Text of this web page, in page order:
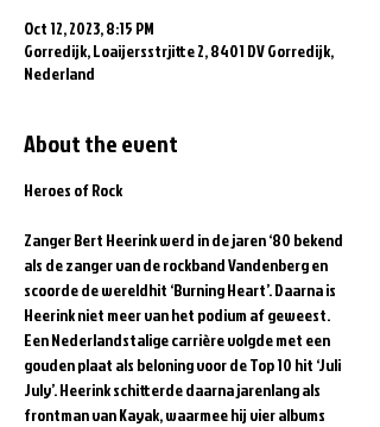
Oct 12, 2023, 8:15 PM
Gorredijk, Loaijersstrjitte 2, 8401 DV Gorredijk,
Nederland
About the event
Zanger Bert Heerink werd in de jaren ‘80 bekend
als de zanger van de rockband Vandenberg en
scoorde de wereldhit ‘Burning Heart’. Daarna is
Heerink niet meer van het podium af geweest.
Een Nederlandstalige carrière volgde met een
gouden plaat als beloning voor de Top 10 hit ‘Juli
July’. Heerink schitterde daarna jarenlang als
frontman van Kayak, waarmee hij vier albums